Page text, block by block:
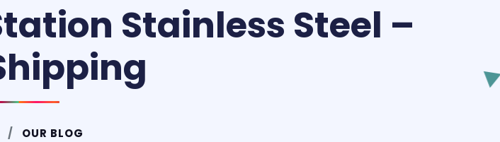
Stainless Steel –
OUR BLOG